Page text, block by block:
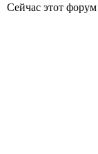
Сейчас этот